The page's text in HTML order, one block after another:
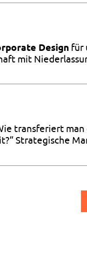
Design für
mit
transferiert
Strategische